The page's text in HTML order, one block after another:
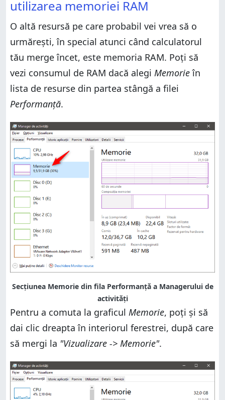
utilizarea memoriei RAM
O altă resursă pe care probabil vei vrea să o
urmărești, în special atunci când calculatorul
tău merge încet, este memoria RAM. Poți să
vezi consumul de RAM dacă alegi Memorieîn
lista de resurse din partea stângă a filei
Performanță.
Secțiunea Memorie din fila Performanță a Managerului de
activități
Pentru a comuta la graficul Memorie, poți și să
dai clic dreapta în interiorul ferestrei, după care
să mergi la "Vizualizare -> Memorie".